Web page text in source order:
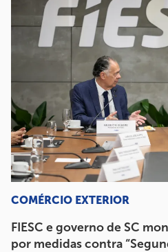
COMÉRCIO EXTERIOR
FIESC e governo de SC
por medidas contra